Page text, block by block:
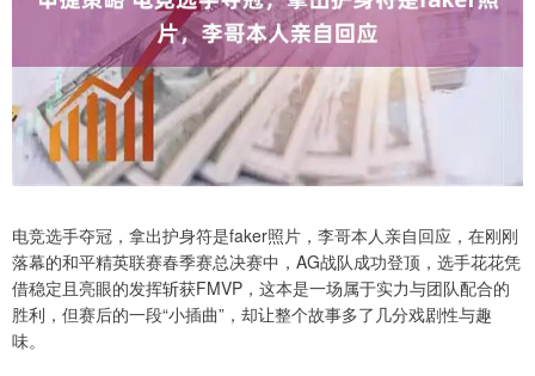
电竞选手夺冠，拿出护身符是faker照片，李哥本人亲自回应，在刚刚
落幕的和平精英联赛春季赛总决赛中，AG战队成功登顶，选手花花凭
借稳定且亮眼的发挥斩获FMVP，这本是一场属于实力与团队配合的
胜利，但赛后的一段“小插曲”，却让整个故事多了几分戏剧性与趣
味。